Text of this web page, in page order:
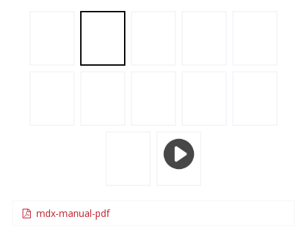
mdx-manual-pdf